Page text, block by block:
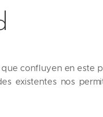
confluyen en este
existentes nos